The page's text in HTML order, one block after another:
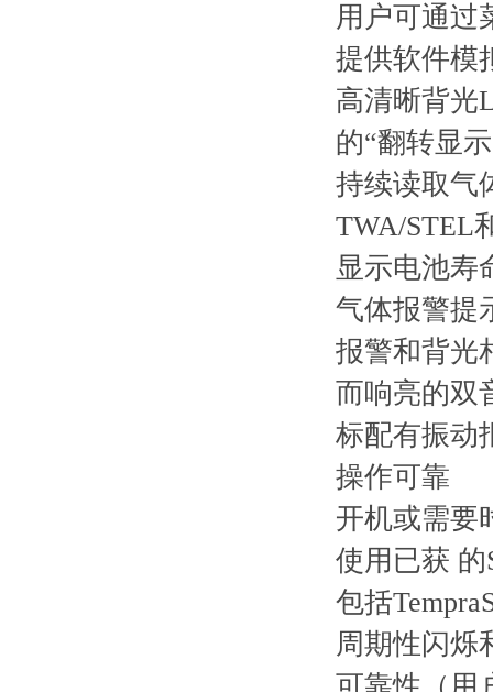
用户可通过
提供软件模
高清晰背光
的“翻转显
持续读取气
TWA/STEL
显示电池寿
气体报警提
报警和背光
而响亮的双
标配有振动
操作可靠
开机或需要
使用已获
包括
周期性闪烁